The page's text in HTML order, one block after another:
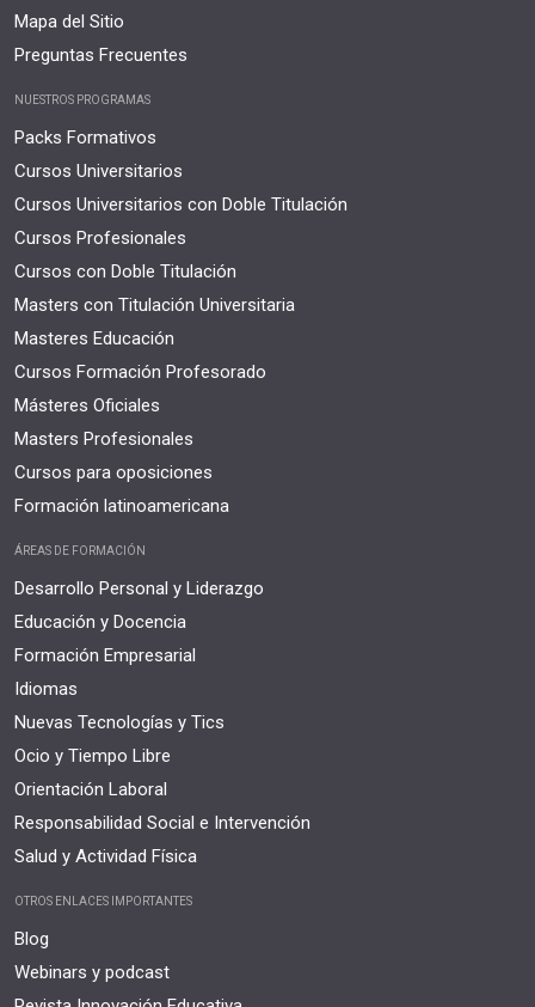
Mapa del Sitio
Preguntas Frecuentes
NUESTROS PROGRAMAS
Packs Formativos
Cursos Universitarios
Cursos Universitarios con Doble Titulación
Cursos Profesionales
Cursos con Doble Titulación
Masters con Titulación Universitaria
Masteres Educación
Cursos Formación Profesorado
Másteres Oficiales
Masters Profesionales
Cursos para oposiciones
Formación latinoamericana
ÁREAS DE FORMACIÓN
Desarrollo Personal y Liderazgo
Educación y Docencia
Formación Empresarial
Idiomas
Nuevas Tecnologías y Tics
Ocio y Tiempo Libre
Orientación Laboral
Responsabilidad Social e Intervención
Salud y Actividad Física
OTROS ENLACES IMPORTANTES
Blog
Webinars y podcast